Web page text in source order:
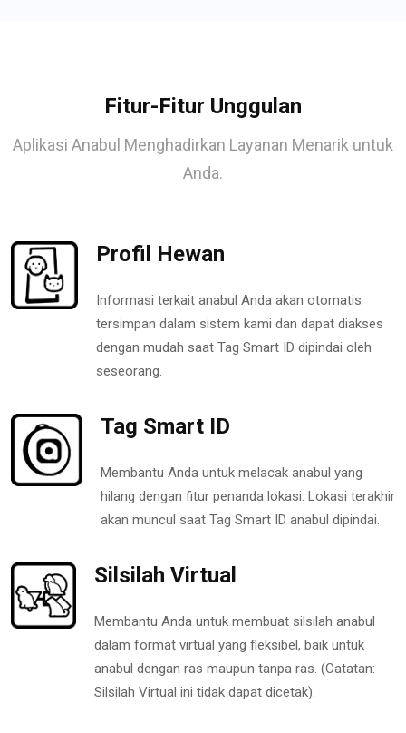
Fitur-Fitur Unggulan
Aplikasi Anabul Menghadirkan Layanan Menarik untuk
Anda.
Profil Hewan
Informasi terkait anabul Anda akan otomatis
tersimpan dalam sistem kami dan dapat diakses
dengan mudah saat Tag Smart ID dipindai oleh
seseorang.
Tag Smart ID
Membantu Anda untuk melacak anabul yang
hilang dengan fitur penanda lokasi. Lokasi terakhir
akan muncul saat Tag Smart ID anabul dipindai.
Silsilah Virtual
Membantu Anda untuk membuat silsilah anabul
dalam format virtual yang fleksibel, baik untuk
anabul dengan ras maupun tanpa ras. (Catatan:
Silsilah Virtual ini tidak dapat dicetak).